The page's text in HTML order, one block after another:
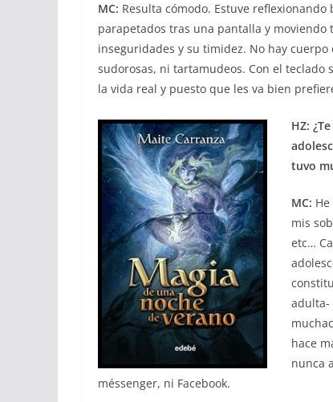
MC: Resulta cómodo. Estuve
parapetados tras una pantalla y
inseguridades y su timidez. No hay
sudorosas, ni tartamudeos. Con el teclado
la vida real y puesto que les va bien
HZ:
tuvo
MC:
mis
etc…
adulta-
hace
nunca
méssenger, ni Facebook.